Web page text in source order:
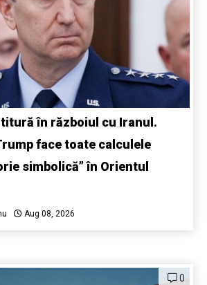
în războiul cu Iranul.
face toate calculele
simbolică” în Orientul
Aug 08, 2026
0